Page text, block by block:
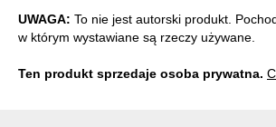
UWAGA: To nie jest autorski produkt.
w którym wystawiane są rzeczy używane.
Ten produkt sprzedaje osoba prywatna.